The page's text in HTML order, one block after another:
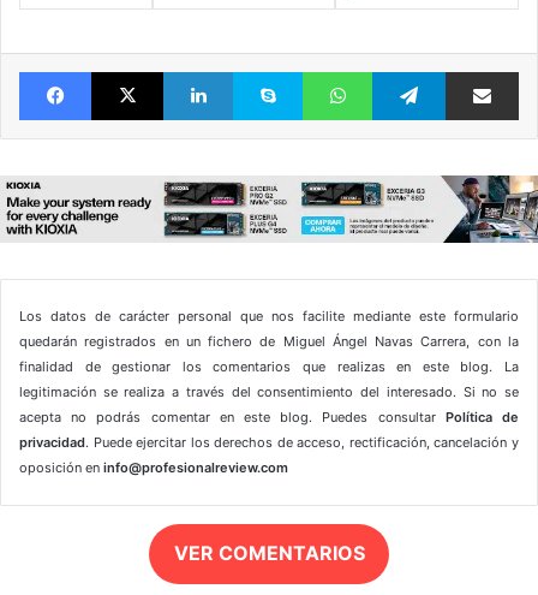
FacebookX LinkedIn Skype WhatsAppTelegram
Los datos de carácter personal que nos facilite mediante este formulario
quedarán registrados en un fichero de Miguel Ángel Navas Carrera, con la
finalidad de gestionar los comentarios que realizas en este blog. La
legitimación se realiza a través del consentimiento del interesado. Si no se
acepta no podrás comentar en este blog. Puedes consultar Política de
privacidad. Puede ejercitar los derechos de acceso, rectificación, cancelación y
oposición en info@profesionalreview.com
VER COMENTARIOS